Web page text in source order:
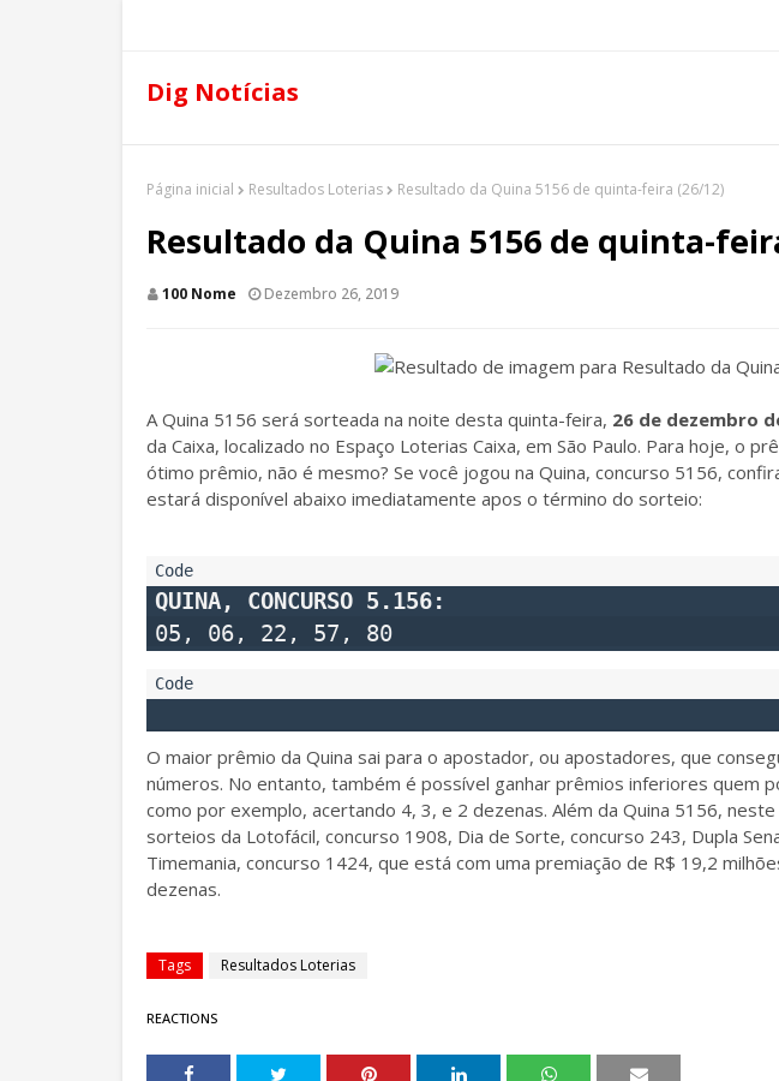
Dig Notícias
Página inicial Resultados Loterias Resultado da Quina 5156 de quinta-feira (26/12)
Resultado da Quina 5156 de quinta-
100 Nome Dezembro 26, 2019
A Quina 5156 será sorteada na noite desta quinta-feira, 26 de dezembro
da Caixa, localizado no Espaço Loterias Caixa, em São Paulo. Para hoje, o
ótimo prêmio, não é mesmo? Se você jogou na Quina, concurso 5156,
estará disponível abaixo imediatamente apos o término do sorteio:
QUINA, CONCURSO 5.156:
05, 06, 22, 57, 80
O maior prêmio da Quina sai para o apostador, ou apostadores, que
números. No entanto, também é possível ganhar prêmios inferiores quem
como por exemplo, acertando 4, 3, e 2 dezenas. Além da Quina 5156,
sorteios da Lotofácil, concurso 1908, Dia de Sorte, concurso 243, Dupla
Timemania, concurso 1424, que está com uma premiação de R$ 19,2
dezenas.
Tags Resultados Loterias
REACTIONS